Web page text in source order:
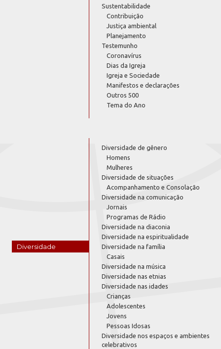
Sustentabilidade
Contribuição
Justiça ambiental
Planejamento
Testemunho
Coronavírus
Dias da Igreja
Igreja e Sociedade
Manifestos e declarações
Outros 500
Tema do Ano
Diversidade
Diversidade de gênero
Homens
Mulheres
Diversidade de situações
Acompanhamento e Consolação
Diversidade na comunicação
Jornais
Programas de Rádio
Diversidade na diaconia
Diversidade na espiritualidade
Diversidade na família
Casais
Diversidade na música
Diversidade nas etnias
Diversidade nas idades
Crianças
Adolescentes
Jovens
Pessoas Idosas
Diversidade nos espaços e ambientes
celebrativos